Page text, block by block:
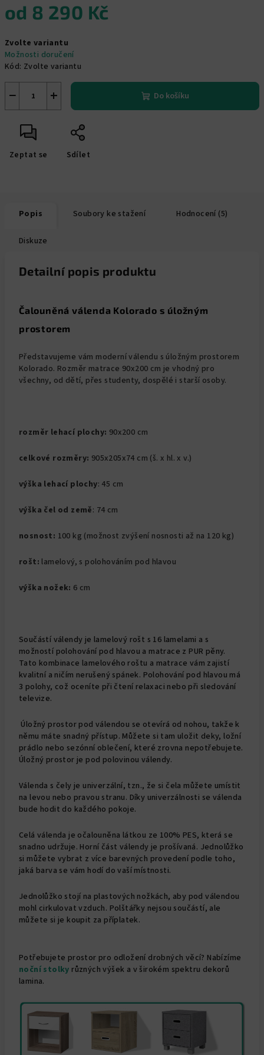
od 8 290 Kč
cena:
Zvolte variantu
Možnosti doručení
Kód: Zvolte variantu
+
− Do košíku
Zeptat se Sdílet
Popis Soubory ke stažení Hodnocení (5)
Diskuze
Detailní popis produktu
Čalouněná válenda Kolorado s úložným
prostorem
Představujeme vám moderní válendu s úložným prostorem
Kolorado. Rozměr matrace 90x200 cm je vhodný pro
všechny, od dětí, přes studenty, dospělé i starší osoby.
rozměr lehací plochy: 90x200 cm
celkové rozměry: 905x205x74 cm (š. x hl. x v.)
výška lehací plochy: 45 cm
výška čel od země: 74 cm
nosnost: 100 kg (možnost zvýšení nosnosti až na 120 kg)
rošt: lamelový, s polohováním pod hlavou
výška nožek: 6 cm
Součástí válendy je lamelový rošt s 16 lamelami a s
možností polohování pod hlavou a matrace z PUR pěny.
Tato kombinace lamelového roštu a matrace vám zajistí
kvalitní a ničím nerušený spánek. Polohování pod hlavou má
3 polohy, což oceníte při čtení relaxaci nebo při sledování
televize.
Úložný prostor pod válendou se otevírá od nohou, takže k
němu máte snadný přístup. Můžete si tam uložit deky, ložní
prádlo nebo sezónní oblečení, které zrovna nepotřebujete.
Úložný prostor je pod polovinou válendy.
Válenda s čely je univerzální, tzn., že si čela můžete umístit
na levou nebo pravou stranu. Díky univerzálnosti se válenda
bude hodit do každého pokoje.
Celá válenda je očalouněna látkou ze 100% PES, která se
snadno udržuje. Horní část válendy je prošívaná. Jednolůžko
si můžete vybrat z více barevných provedení podle toho,
jaká barva se vám hodí do vaší místnosti.
Jednolůžko stojí na plastových nožkách, aby pod válendou
mohl cirkulovat vzduch. Polštářky nejsou součástí, ale
můžete si je koupit za příplatek.
Potřebujete prostor pro odložení drobných věcí? Nabízíme
noční stolky různých výšek a v širokém spektru dekorů
lamina.